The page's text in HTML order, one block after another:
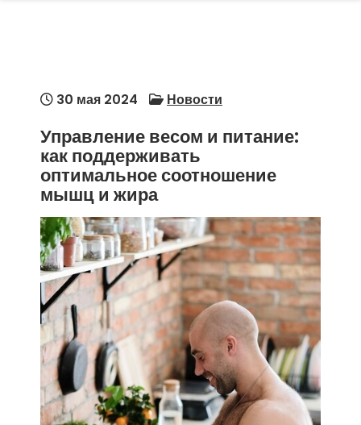
30 мая 2024 Новости
Управление весом и питание:
как поддерживать
оптимальное соотношение
мышц и жира